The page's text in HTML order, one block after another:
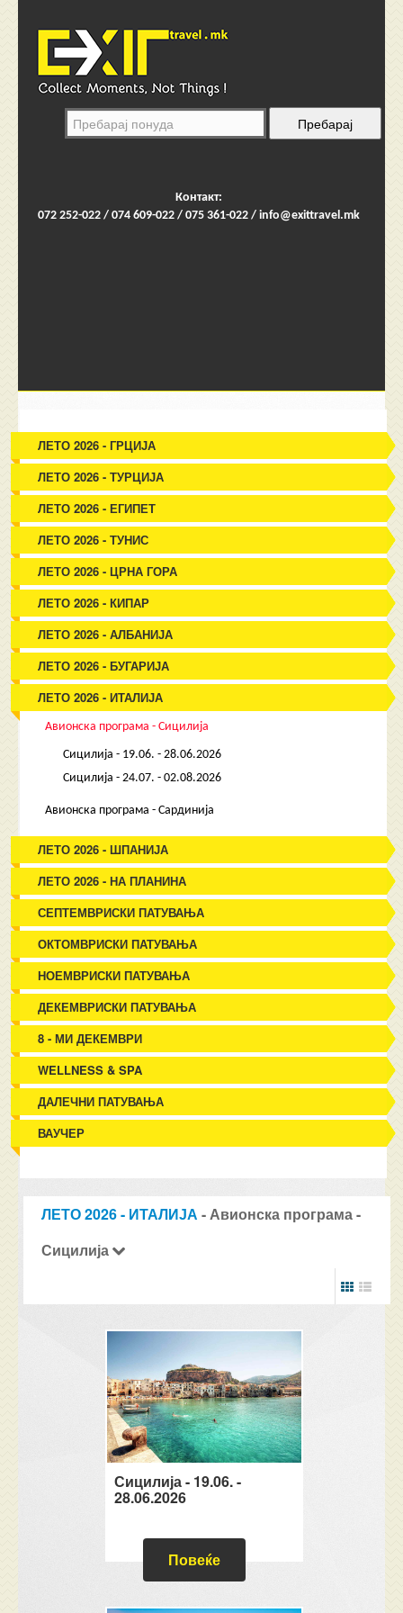
Контакт:
072 252-022 / 074 609-022 / 075 361-022 / info@exittravel.mk
ЛЕТО 2026 - ГРЦИЈА
ЛЕТО 2026 - ТУРЦИЈА
ЛЕТО 2026 - ЕГИПЕТ
ЛЕТО 2026 - ТУНИС
ЛЕТО 2026 - ЦРНА ГОРА
ЛЕТО 2026 - КИПАР
ЛЕТО 2026 - АЛБАНИЈА
ЛЕТО 2026 - БУГАРИЈА
ЛЕТО 2026 - ИТАЛИЈА
Авионска програма - Сицилија
Сицилија - 19.06. - 28.06.2026
Сицилија - 24.07. - 02.08.2026
Авионска програма - Сардинија
ЛЕТО 2026 - ШПАНИЈА
ЛЕТО 2026 - НА ПЛАНИНА
СЕПТЕМВРИСКИ ПАТУВАЊА
ОКТОМВРИСКИ ПАТУВАЊА
НОЕМВРИСКИ ПАТУВАЊА
ДЕКЕМВРИСКИ ПАТУВАЊА
8 - МИ ДЕКЕМВРИ
WELLNESS & SPA
ДАЛЕЧНИ ПАТУВАЊА
ВАУЧЕР
ЛЕТО 2026 - ИТАЛИЈА - Авионска програма -
Сицилија
Сицилија - 19.06. -
28.06.2026
Повеќе